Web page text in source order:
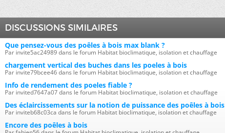
DISCUSSIONS SIMILAIRES
Que pensez-vous des poêles à bois max blank ?
Par invite5ac24989 dans le forum Habitat bioclimatique, isolation et chauffage
chargement vertical des buches dans les poeles à bois
Par invite79bcee46 dans le forum Habitat bioclimatique, isolation et chauffage
Info de rendement des poeles fiable ?
Par invited7647a07 dans le forum Habitat bioclimatique, isolation et chauffage
Des éclaircissements sur la notion de puissance des poêles à bois
Par inviteb68c03ca dans le forum Habitat bioclimatique, isolation et chauffage
Encore des poêles à bois